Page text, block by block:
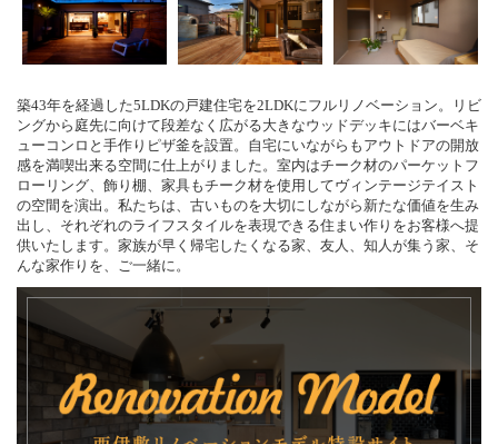
築43年を経過した5LDKの戸建住宅を2LDKにフルリノベーション。リビ
ングから庭先に向けて段差なく広がる大きなウッドデッキにはバーベキ
ューコンロと手作りピザ釜を設置。自宅にいながらもアウトドアの開放
感を満喫出来る空間に仕上がりました。室内はチーク材のパーケットフ
ローリング、飾り棚、家具もチーク材を使用してヴィンテージテイスト
の空間を演出。私たちは、古いものを大切にしながら新たな価値を生み
出し、それぞれのライフスタイルを表現できる住まい作りをお客様へ提
供いたします。家族が早く帰宅したくなる家、友人、知人が集う家、そ
んな家作りを、ご一緒に。